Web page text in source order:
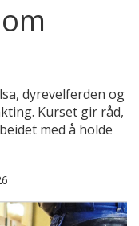
dyrevelferden og
Kurset gir råd,
med å holde